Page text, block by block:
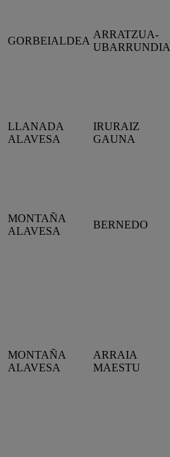
GORBEIALDEA
ARRATZUA-
UBARRUNDIA
LLANADA
ALAVESA
IRURAIZ
GAUNA
MONTAÑA
ALAVESA
BERNEDO
MONTAÑA
ALAVESA
ARRAIA
MAESTU